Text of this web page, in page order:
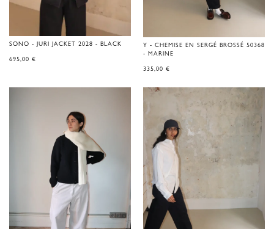
SONO - JURI JACKET 2028 - BLACK
695,00 €
Y - CHEMISE EN SERGÉ BROSSÉ 50368
- MARINE
335,00 €